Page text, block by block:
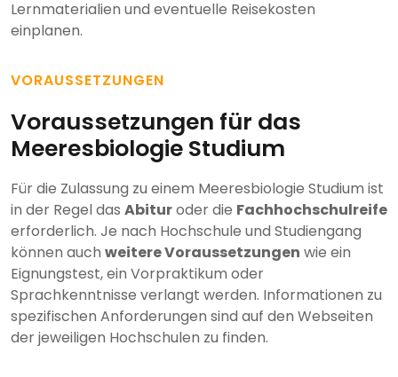
Lernmaterialien und eventuelle Reisekosten
einplanen.
VORAUSSETZUNGEN
Voraussetzungen für das
Meeresbiologie Studium
Für die Zulassung zu einem Meeresbiologie Studium ist
in der Regel das Abituroder die Fachhochschulreife
erforderlich. Je nach Hochschule und Studiengang
können auch weitere Voraussetzungen wie ein
Eignungstest, ein Vorpraktikum oder
Sprachkenntnisse verlangt werden. Informationen zu
spezifischen Anforderungen sind auf den Webseiten
der jeweiligen Hochschulen zu finden.